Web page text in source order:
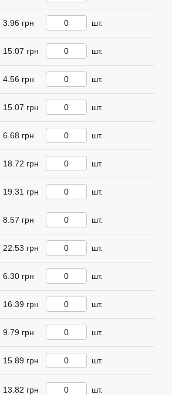
3.96 грн шт.
15.07 грн шт.
4.56 грн шт.
15.07 грн шт.
6.68 грн шт.
18.72 грн шт.
19.31 грн шт.
8.57 грн шт.
22.53 грн шт.
6.30 грн шт.
16.39 грн шт.
9.79 грн шт.
15.89 грн шт.
13.82 грн шт.